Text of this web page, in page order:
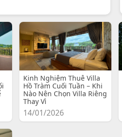
Kinh Nghiệm Thuê Villa
Hồ Tràm Cuối Tuần – Khi
Nào Nên Chọn Villa Riêng
Thay Vì
14/01/2026